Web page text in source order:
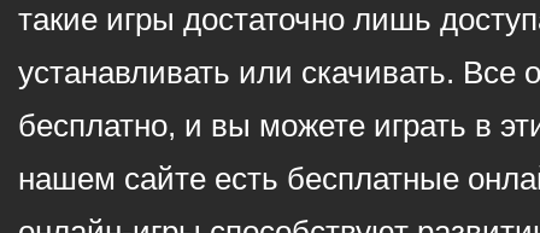
такие игры достаточно лишь
устанавливать или скачивать.
бесплатно, и вы можете играть в
нашем сайте есть бесплатные